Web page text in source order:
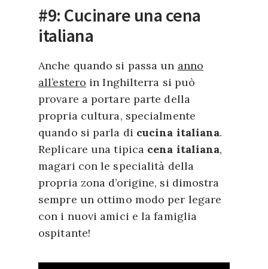
#9: Cucinare una cena
italiana
Anche quando si passa un anno
all’estero in Inghilterra si può
provare a portare parte della
propria cultura, specialmente
quando si parla di cucina italiana.
Replicare una tipica cena italiana,
magari con le specialità della
propria zona d’origine, si dimostra
sempre un ottimo modo per legare
con i nuovi amici e la famiglia
ospitante!